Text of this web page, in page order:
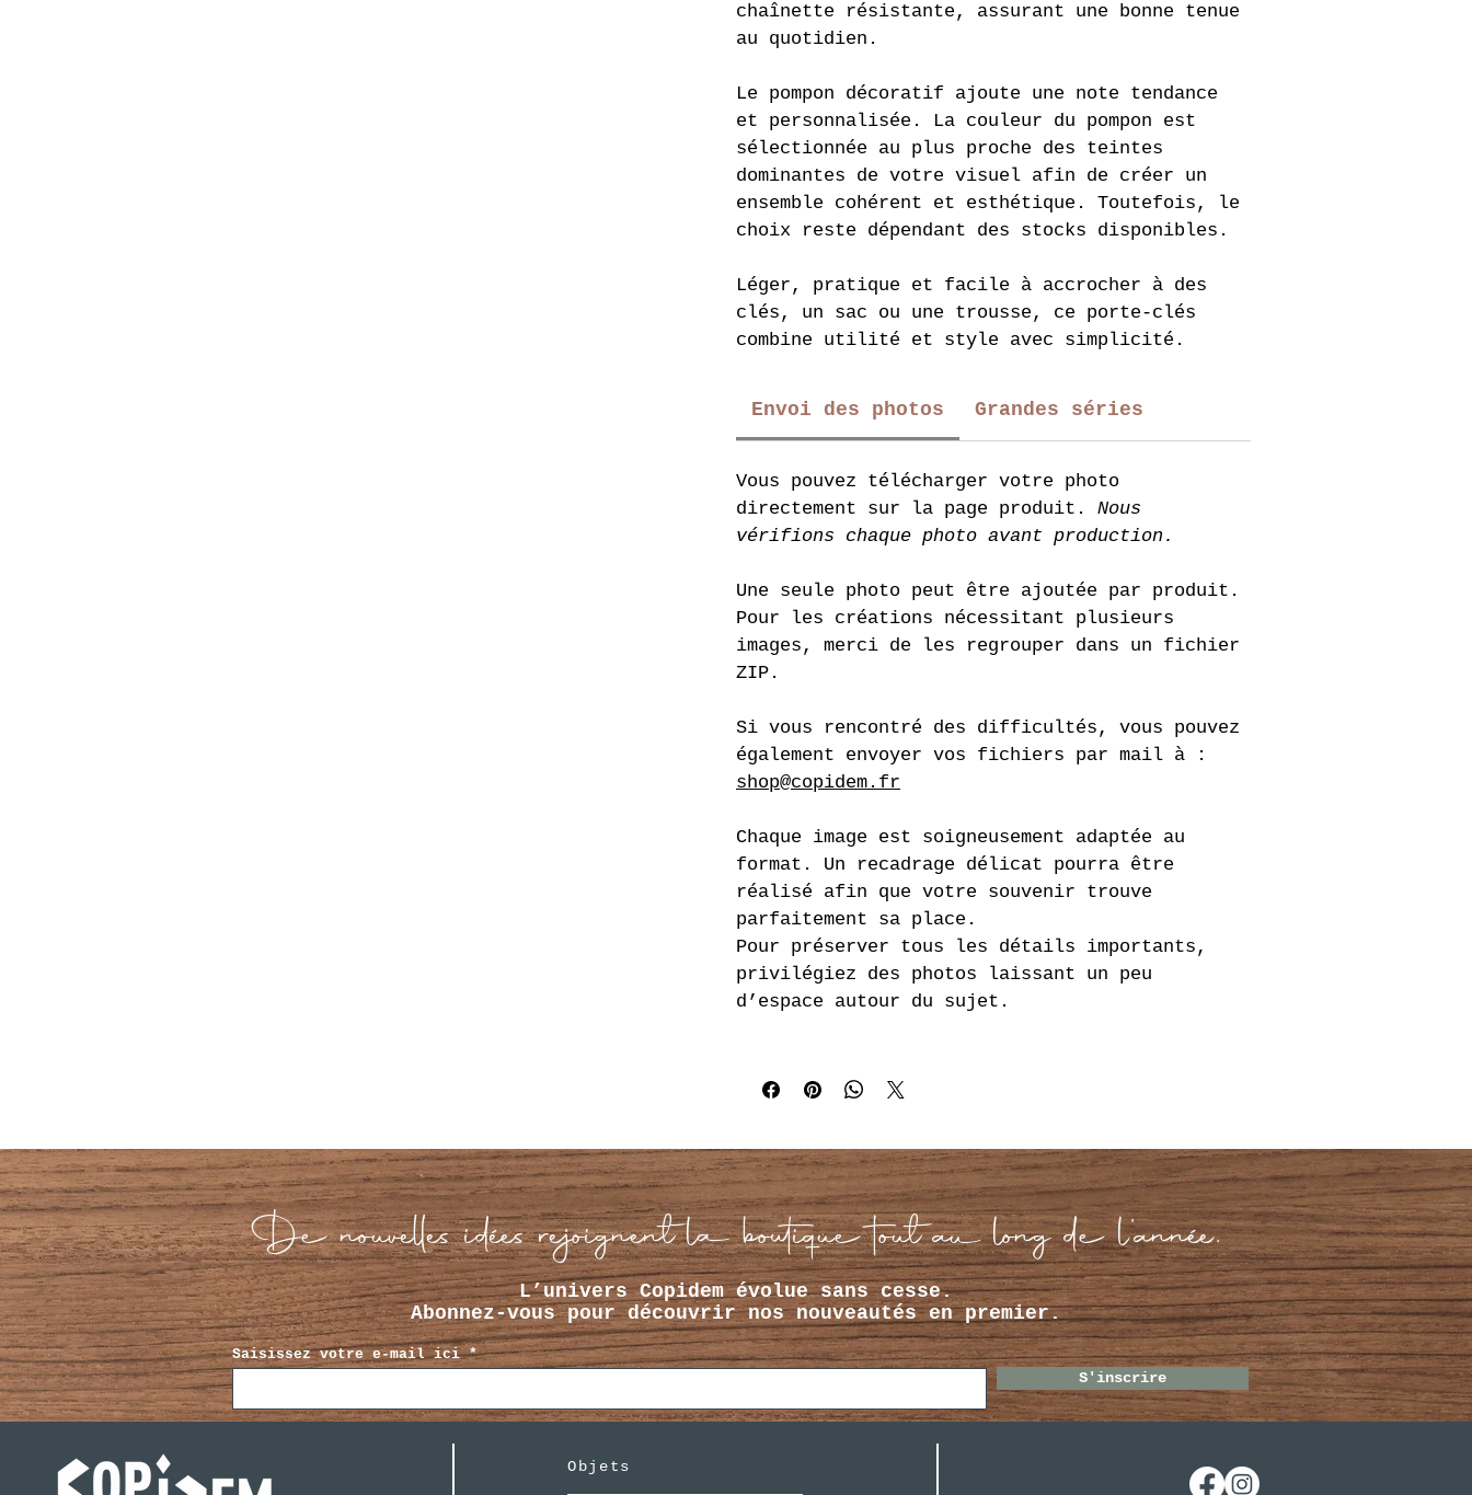
chaînette résistante, assurant une bonne tenue
au quotidien.
Le pompon décoratif ajoute une note tendance
et personnalisée. La couleur du pompon est
sélectionnée au plus proche des teintes
dominantes de votre visuel afin de créer un
ensemble cohérent et esthétique. Toutefois, le
choix reste dépendant des stocks disponibles.
Léger, pratique et facile à accrocher à des
clés, un sac ou une trousse, ce porte-clés
combine utilité et style avec simplicité.
Envoi des photos Grandes séries
Vous pouvez télécharger votre photo
directement sur la page produit. Nous
vérifions chaque photo avant production.
Une seule photo peut être ajoutée par produit.
Pour les créations nécessitant plusieurs
images, merci de les regrouper dans un fichier
ZIP.
Si vous rencontré des difficultés, vous pouvez
également envoyer vos fichiers par mail à :
shop@copidem.fr
Chaque image est soigneusement adaptée au
format. Un recadrage délicat pourra être
réalisé afin que votre souvenir trouve
parfaitement sa place.
Pour préserver tous les détails importants,
privilégiez des photos laissant un peu
d’espace autour du sujet.
De nouvelles idées rejoignent la boutique tout au long de l’année.
L’univers Copidem évolue sans cesse.
Abonnez-vous pour découvrir nos nouveautés en premier.
Saisissez votre e-mail ici
S'inscrire
Objets